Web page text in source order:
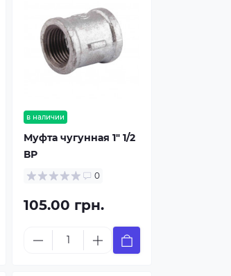
в наличии
Муфта чугунная 1" 1/2
ВР
0
105.00 грн.